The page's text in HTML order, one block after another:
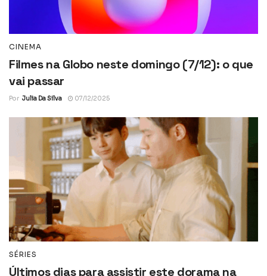
CINEMA
Filmes na Globo neste domingo (7/12): o que
vai passar
Por Julia Da Silva 07/12/2025
SÉRIES
Últimos dias para assistir este dorama na